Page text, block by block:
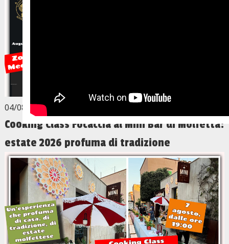
04/08/2026
Cooking Class Focaccia al Mini Bar di Molfetta:
estate 2026 profuma di tradizione